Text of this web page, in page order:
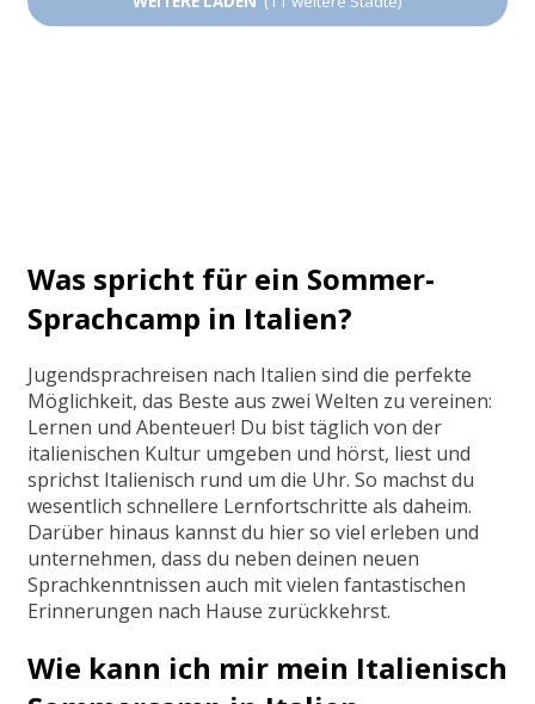
Was spricht für ein Sommer-
Sprachcamp in Italien?
Jugendsprachreisen nach Italien sind die perfekte
Möglichkeit, das Beste aus zwei Welten zu vereinen:
Lernen und Abenteuer! Du bist täglich von der
italienischen Kultur umgeben und hörst, liest und
sprichst Italienisch rund um die Uhr. So machst du
wesentlich schnellere Lernfortschritte als daheim.
Darüber hinaus kannst du hier so viel erleben und
unternehmen, dass du neben deinen neuen
Sprachkenntnissen auch mit vielen fantastischen
Erinnerungen nach Hause zurückkehrst.
Wie kann ich mir mein Italienisch